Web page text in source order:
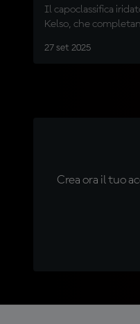
Il capoclassifica
Kelso, che
27 set 2025
Crea ora il tuo